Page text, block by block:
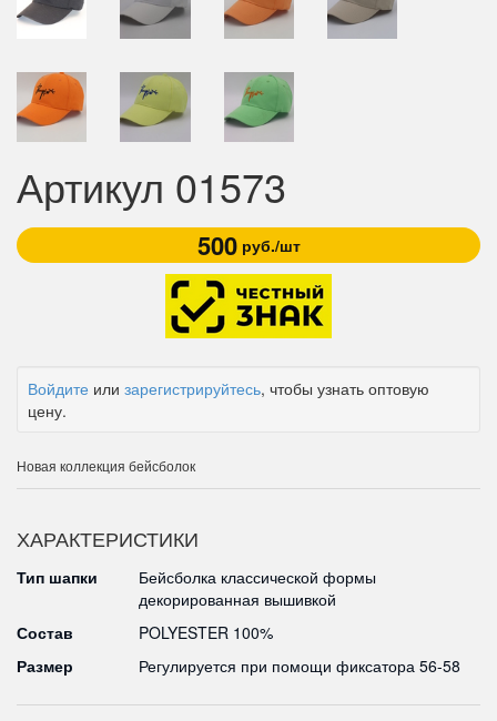
Артикул 01573
500руб./шт
Войдите или зарегистрируйтесь, чтобы узнать оптовую
цену.
Новая коллекция бейсболок
ХАРАКТЕРИСТИКИ
Тип шапки
Бейсболка классической формы
декорированная вышивкой
Состав
POLYESTER 100%
Размер
Регулируется при помощи фиксатора 56-58